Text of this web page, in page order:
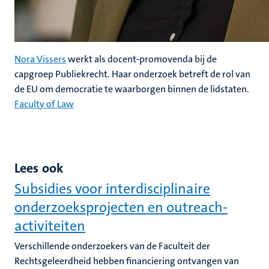
Nora Visserswerkt als docent-promovenda bij de
capgroep Publiekrecht. Haar onderzoek betreft de rol van
de EU om democratie te waarborgen binnen de lidstaten.
Faculty of Law
Lees ook
Subsidies voor interdisciplinaire
onderzoeksprojecten en outreach-
activiteiten
Verschillende onderzoekers van de Faculteit der
Rechtsgeleerdheid hebben financiering ontvangen van